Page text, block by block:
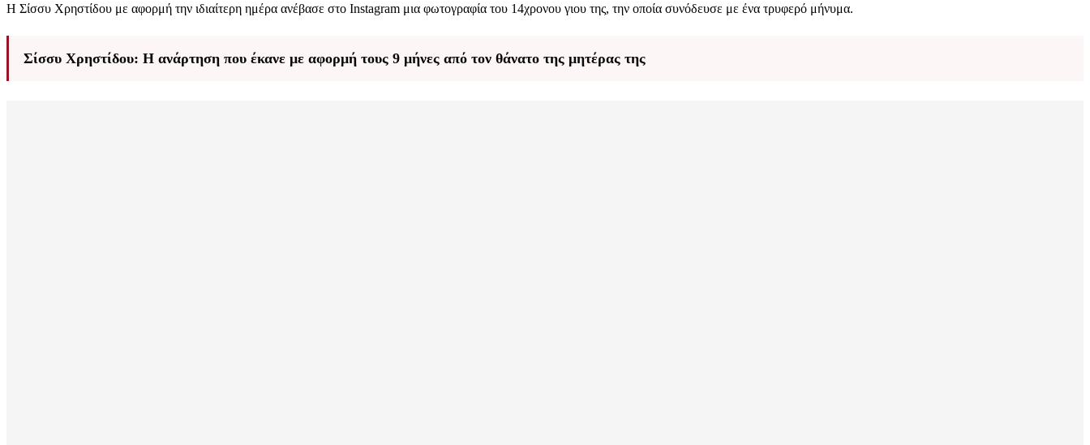
Η Σίσσυ Χρηστίδου με αφορμή την ιδιαίτερη ημέρα ανέβασε στο Instagram μια φωτογραφία του 14χρονου γιου της, την οποία συνόδευσε με ένα τρυφερό μήνυμα.
Σίσσυ Χρηστίδου: Η ανάρτηση που έκανε με αφορμή τους 9 μήνες από τον θάνατο της μητέρας της